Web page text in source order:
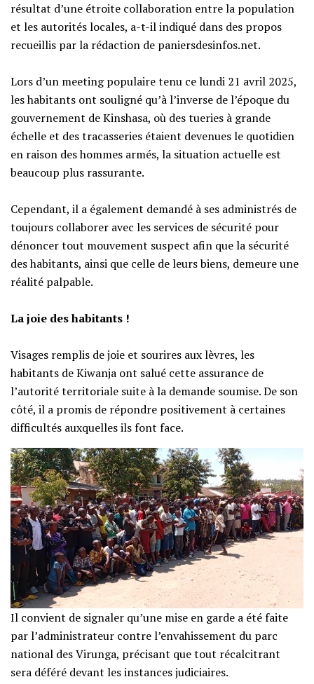
résultat d’une étroite collaboration entre la population
et les autorités locales, a-t-il indiqué dans des propos
recueillis par la rédaction de paniersdesinfos.net.
‎Lors d’un meeting populaire tenu ce lundi 21 avril 2025,
les habitants ont souligné qu’à l’inverse de l’époque du
gouvernement de Kinshasa, où des tueries à grande
échelle et des tracasseries étaient devenues le quotidien
en raison des hommes armés, la situation actuelle est
beaucoup plus rassurante.
‎Cependant, il a également demandé à ses administrés de
toujours collaborer avec les services de sécurité pour
dénoncer tout mouvement suspect afin que la sécurité
des habitants, ainsi que celle de leurs biens, demeure une
réalité palpable.
‎La joie des habitants !
‎Visages remplis de joie et sourires aux lèvres, les
habitants de Kiwanja ont salué cette assurance de
l’autorité territoriale suite à la demande soumise. De son
côté, il a promis de répondre positivement à certaines
difficultés auxquelles ils font face.
Il convient de signaler qu’une mise en garde a été faite
par l’administrateur contre l’envahissement du parc
national des Virunga, précisant que tout récalcitrant
sera déféré devant les instances judiciaires.